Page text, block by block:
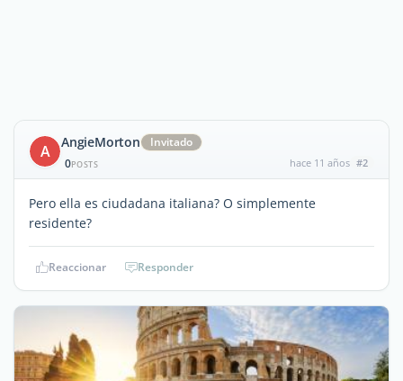
A AngieMorton
Invitado
0POSTS hace 11 años #2
Pero ella es ciudadana italiana? O simplemente
residente?
Reaccionar Responder